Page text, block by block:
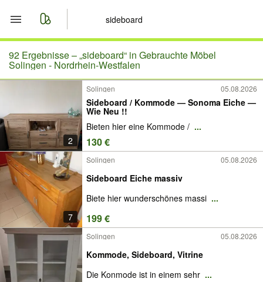
Start
Merkliste
Nachrichten
Anzeige aufgeben
92 Ergebnisse –„sideboard“ in Gebrauchte Möbel
Solingen - Nordrhein-Westfalen
2
Solingen 05.08.2026
Sideboard / Kommode — Sonoma Eiche —
Wie Neu !!
Bieten hier eine Kommode / ...
130 €
7
Solingen 05.08.2026
Sideboard Eiche massiv
Biete hier wunderschönes massi ...
199 €
Solingen 05.08.2026
Kommode, Sideboard, Vitrine
Die Konmode ist in einem sehr ...